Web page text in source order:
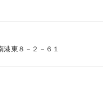
東８－２－６１